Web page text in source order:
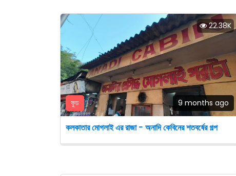
22.38K
ফুড 9 months ago
কলকাতার মোগলাই এর রাজা - অনাদি কেবিনের শতবর্ষের গল্প